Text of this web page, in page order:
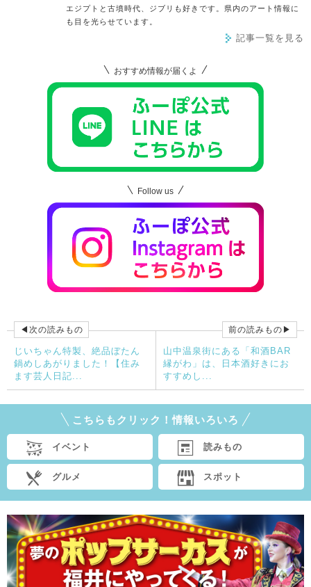
エジプトと古墳時代、ジブリも好きです。県内のアート情報に
も目を光らせています。
記事一覧を見る
おすすめ情報が届くよ
Follow us
◀次の読みもの
じいちゃん特製、絶品ぼたん
鍋めしあがりました！【住み
ます芸人日記...
前の読みもの▶
山中温泉街にある「和酒BAR
縁がわ」は、日本酒好きにお
すすめし...
こちらもクリック！情報いろいろ
イベント 読みもの
グルメ スポット